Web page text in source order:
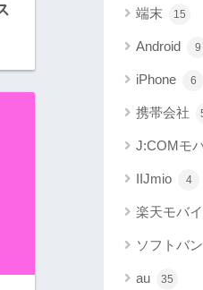
端末 15
Android 9
iPhone 6
携帯会社
J:COMモ
IIJmio 4
楽天モバ
ソフトバ
au 35